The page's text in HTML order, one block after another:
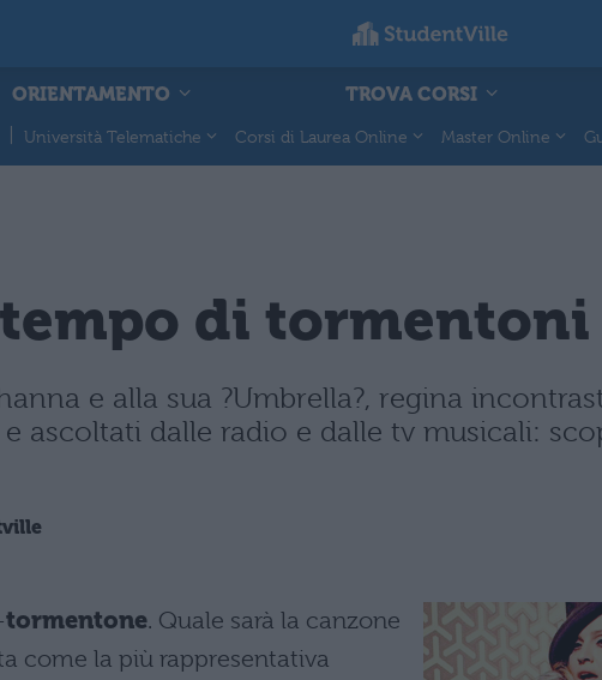
ORIENTAMENTO TROVA CORSI
Università Telematiche Corsi di Laurea Online Master Online
tempo di tormentoni
e alla sua ?Umbrella?, regina
ascoltati dalle radio e dalle tv musicali:
tormentone. Quale sarà la canzone
come la più rappresentativa